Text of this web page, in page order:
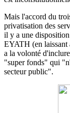
Mais l'accord du
privatisation des
il y a une
EYATH (en laissant
a la volonté
"super fonds" qui
secteur public".